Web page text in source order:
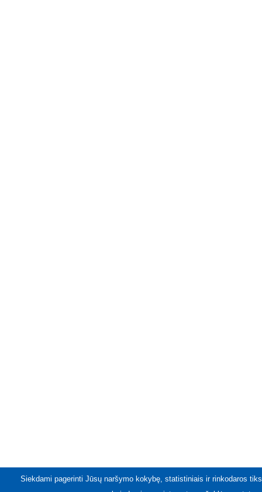
Siekdami pagerinti Jūsų naršymo kokybę, statistiniais ir rinkodaros